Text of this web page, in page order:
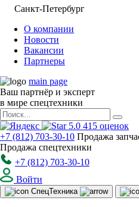
Санкт-Петербург
О компании
Новости
Вакансии
Партнеры
main page
Ваш партнёр и эксперт
в мире спецтехники
5.0 415 оценок
+7 (812) 703-30-10 Продажа
Продажа спецтехники
+7 (812) 703-30-10
Войти
СпецТехника